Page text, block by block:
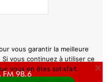
FM 98.6
vous garantir la meilleure
vous continuez à utiliser ce
vous en êtes satisfait.